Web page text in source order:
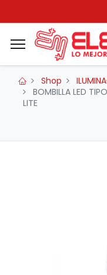
Shop
BOMBILLA LED
LITE